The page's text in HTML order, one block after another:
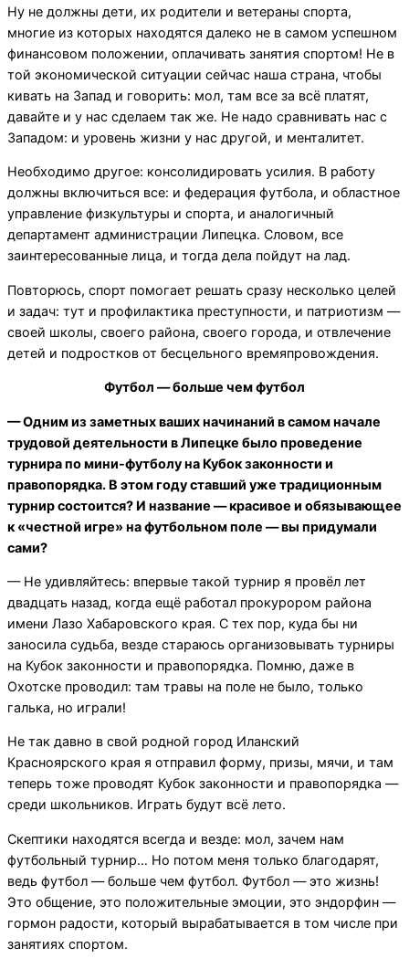
Ну не должны дети, их родители и ветераны спорта,
многие из которых находятся далеко не в самом успешном
финансовом положении, оплачивать занятия спортом! Не в
той экономической ситуации сейчас наша страна, чтобы
кивать на Запад и говорить: мол, там все за всё платят,
давайте и у нас сделаем так же. Не надо сравнивать нас с
Западом: и уровень жизни у нас другой, и менталитет.
Необходимо другое: консолидировать усилия. В работу
должны включиться все: и федерация футбола, и областное
управление физкультуры и спорта, и аналогичный
департамент администрации Липецка. Словом, все
заинтересованные лица, и тогда дела пойдут на лад.
Повторюсь, спорт помогает решать сразу несколько целей
и задач: тут и профилактика преступности, и патриотизм —
своей школы, своего района, своего города, и отвлечение
детей и подростков от бесцельного времяпровождения.
Футбол — больше чем футбол
— Одним из заметных ваших начинаний в самом начале
трудовой деятельности в Липецке было проведение
турнира по мини-футболу на Кубок законности и
правопорядка. В этом году ставший уже традиционным
турнир состоится? И название — красивое и обязывающее
к «честной игре» на футбольном поле — вы придумали
сами?
— Не удивляйтесь: впервые такой турнир я провёл лет
двадцать назад, когда ещё работал прокурором района
имени Лазо Хабаровского края. С тех пор, куда бы ни
заносила судьба, везде стараюсь организовывать турниры
на Кубок законности и правопорядка. Помню, даже в
Охотске проводил: там травы на поле не было, только
галька, но играли!
Не так давно в свой родной город Иланский
Красноярского края я отправил форму, призы, мячи, и там
теперь тоже проводят Кубок законности и правопорядка —
среди школьников. Играть будут всё лето.
Скептики находятся всегда и везде: мол, зачем нам
футбольный турнир… Но потом меня только благодарят,
ведь футбол — больше чем футбол. Футбол — это жизнь!
Это общение, это положительные эмоции, это эндорфин —
гормон радости, который вырабатывается в том числе при
занятиях спортом.